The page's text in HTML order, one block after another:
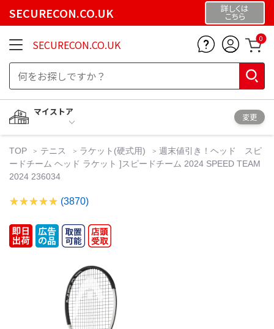
SECURECON.CO.UK 詳しくは
こちら
SECURECON.CO.UK 0
マイストア
変更
TOP テニス ラケット(硬式用)
週末値引き！ヘッド スピ
ードチーム ヘッド ラケット ]スピードチーム 2024 SPEED TEAM
2024 236034
(3870)